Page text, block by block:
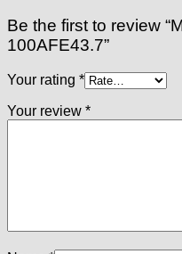
Be the first to review
100AFE43.7”
Your rating *
Your review *